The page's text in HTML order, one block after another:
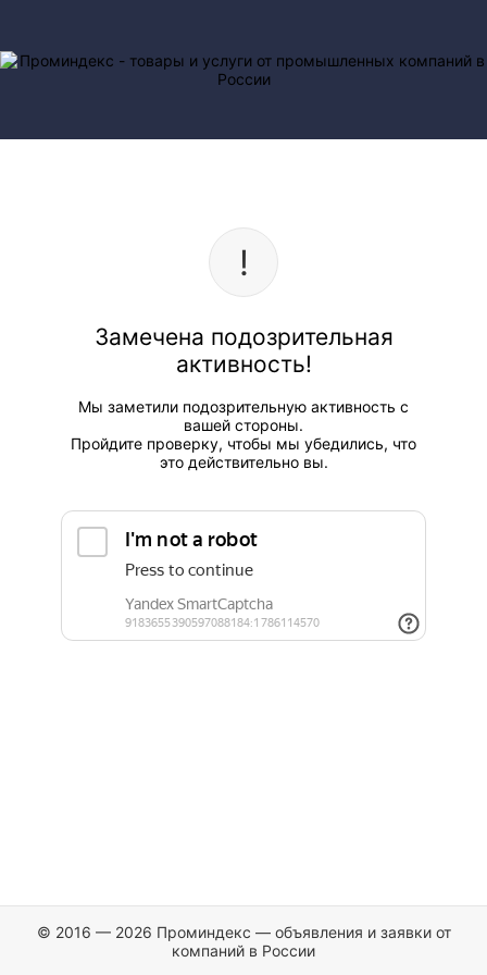
Замечена подозрительная
активность!
Мы заметили подозрительную активность с
вашей стороны.
Пройдите проверку, чтобы мы убедились, что
это действительно вы.
© 2016 — 2026 Проминдекс — объявления и заявки от
компаний в России